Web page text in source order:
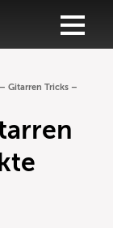
Gitarren Tricks –